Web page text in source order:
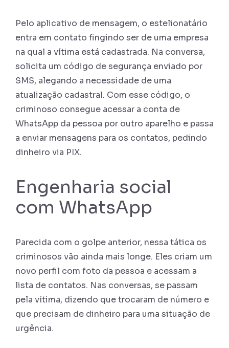
Pelo aplicativo de mensagem, o estelionatário
entra em contato fingindo ser de uma empresa
na qual a vítima está cadastrada. Na conversa,
solicita um código de segurança enviado por
SMS, alegando a necessidade de uma
atualização cadastral. Com esse código, o
criminoso consegue acessar a conta de
WhatsApp da pessoa por outro aparelho e passa
a enviar mensagens para os contatos, pedindo
dinheiro via PIX.
Engenharia social
com WhatsApp
Parecida com o golpe anterior, nessa tática os
criminosos vão ainda mais longe. Eles criam um
novo perfil com foto da pessoa e acessam a
lista de contatos. Nas conversas, se passam
pela vítima, dizendo que trocaram de número e
que precisam de dinheiro para uma situação de
urgência.